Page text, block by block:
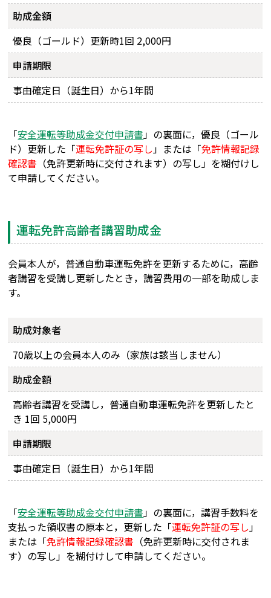
助成金額
優良（ゴールド）更新時1回 2,000円
申請期限
事由確定日（誕生日）から1年間
「安全運転等助成金交付申請書」の裏面に，優良（ゴール
ド）更新した「運転免許証の写し」または「免許情報記録
確認書 （免許更新時に交付されます）の写し」を糊付けし
て申請してください。
運転免許高齢者講習助成金
会員本人が，普通自動車運転免許を更新するために，高齢
者講習を受講し更新したとき，講習費用の一部を助成しま
す。
助成対象者
70歳以上の会員本人のみ（家族は該当しません）
助成金額
高齢者講習を受講し，普通自動車運転免許を更新したと
き 1回 5,000円
申請期限
事由確定日（誕生日）から1年間
「安全運転等助成金交付申請書」の裏面に，講習手数料を
支払った領収書の原本と，更新した「運転免許証の写し」
または「免許情報記録確認書 （免許更新時に交付されま
す）の写し」を糊付けして申請してください。